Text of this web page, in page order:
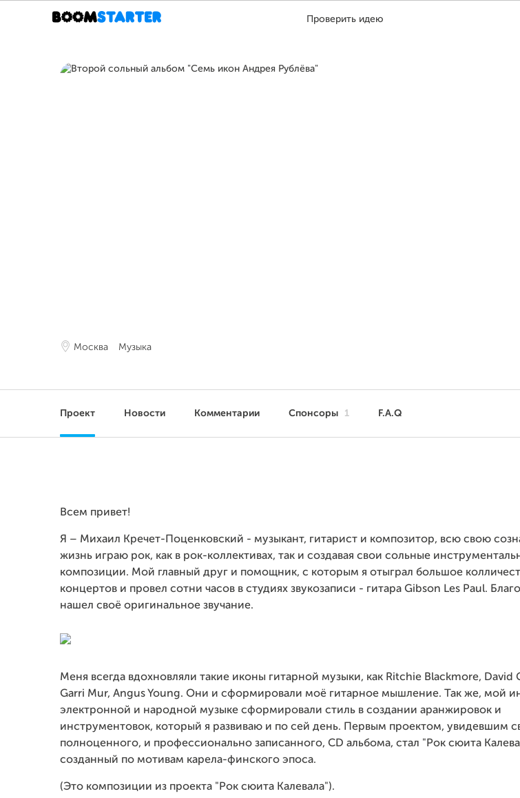
Проверить идею
Москва Музыка
Проект Новости Комментарии Спонсоры 1 F.A.Q
Всем привет!
Я – Михаил Кречет-Поценковский - музыкант, гитарист и композитор, всю свою
жизнь играю рок, как в рок-коллективах, так и создавая свои сольные
композиции. Мой главный друг и помощник, с которым я отыграл большое
концертов и провел сотни часов в студиях звукозаписи - гитара Gibson Les Paul.
нашел своё оригинальное звучание.
Меня всегда вдохновляли такие иконы гитарной музыки, как Ritchie Blackmore, David
Garri Mur, Angus Young. Они и сформировали моё гитарное мышление. Так же, мой
электронной и народной музыке сформировали стиль в создании аранжировок и
инструментовок, который я развиваю и по сей день. Первым проектом, увидевшим
полноценного, и профессионально записанного, CD альбома, стал "Рок сюита
созданный по мотивам карела-финского эпоса.
(Это композиции из проекта "Рок сюита Калевала").